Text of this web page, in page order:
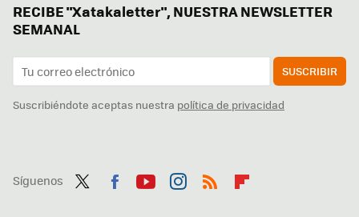
RECIBE "Xatakaletter", NUESTRA NEWSLETTER
SEMANAL
SUSCRIBIR
Suscribiéndote aceptas nuestra política de privacidad
Síguenos